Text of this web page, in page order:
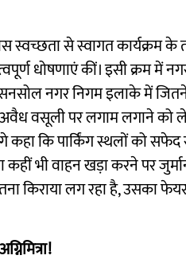
स्वच्छता से स्वागत कार्यक्रम
धोषणाएं कीं। इसी क्रम में
नगर निगम इलाके में
वसूली पर लगाम लगाने को
कि पार्किंग स्थलों को सफेद
भी वाहन खड़ा करने पर
किराया लग रहा है, उसका